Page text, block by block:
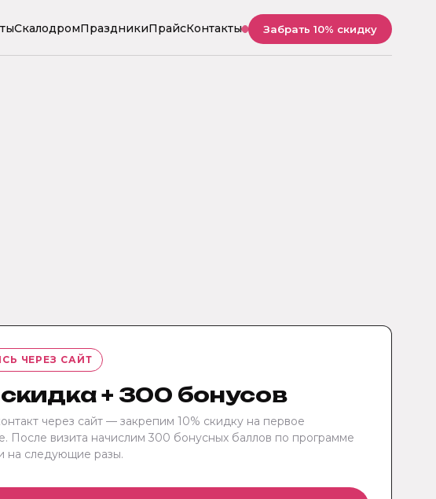
СкалодромПраздникиПрайсКонтакты Забрать 10% скидку
ЧЕРЕЗ САЙТ
+ 300 бонусов
через сайт — закрепим 10% скидку на первое
После визита начислим 300 бонусных баллов по программе
на следующие разы.